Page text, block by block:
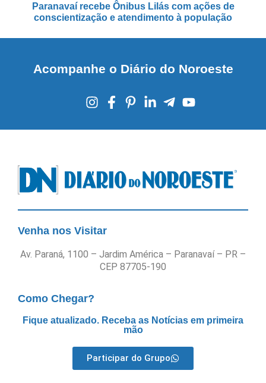
Paranavaí recebe Ônibus Lilás com ações de
conscientização e atendimento à população
Acompanhe o Diário do Noroeste
Venha nos Visitar
Av. Paraná, 1100 – Jardim América – Paranavaí – PR –
CEP 87705-190
Como Chegar?
Fique atualizado. Receba as Notícias em primeira
mão
Participar do Grupo